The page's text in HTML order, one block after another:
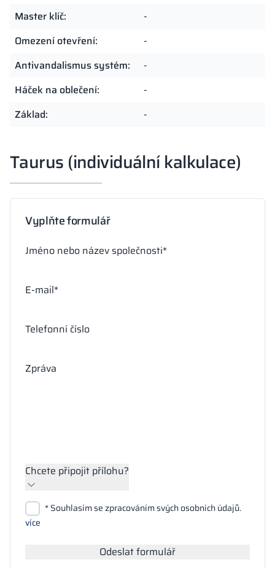
Master klíč:
-
Omezení otevření:
-
Antivandalismus systém:
-
Háček na oblečení:
-
Základ:
-
Taurus (individuální kalkulace)
Vyplňte formulář
Jméno nebo název společnosti*
E-mail*
Telefonní číslo
Zpráva
Chcete připojit přílohu?
Přiložit soubory
* Souhlasím se zpracováním svých osobních údajů.
více
Odeslat formulář